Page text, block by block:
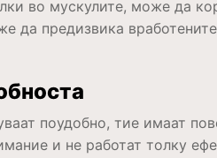
во мускулите, може да
да предизвика
поудобно, тие имаат
и не работат толку